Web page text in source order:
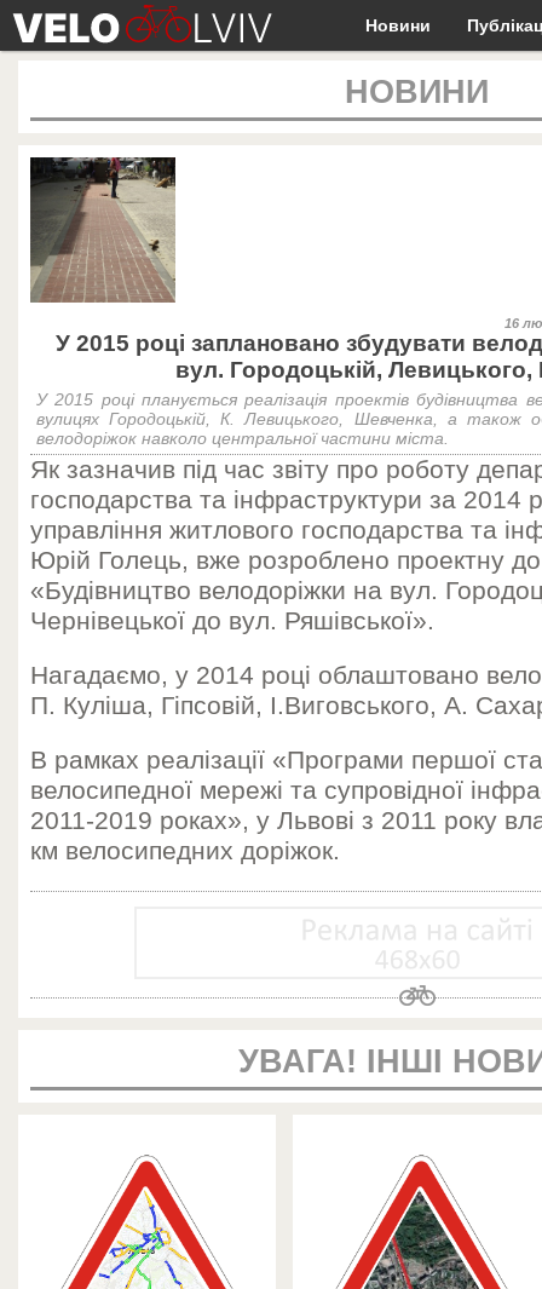
Новини
НОВИНИ
16
У 2015 році заплановано збудувати
вул. Городоцькій,
У 2015 році планується реалізація проектів будівництва
вулицях Городоцькій, К. Левицького, Шевченка, а також
велодоріжок навколо центральної частини міста.
Як зазначив під час звіту про роботу
господарства та інфраструктури за 2014
управління житлового господарства та
Юрій Голець, вже розроблено проектну
«Будівництво велодоріжки на вул.
Чернівецької до вул. Ряшівської».
Нагадаємо, у 2014 році облаштовано
П. Куліша, Гіпсовій, І.Виговського, А.
В рамках реалізації «Програми першої
велосипедної мережі та супровідної
2011-2019 роках», у Львові з 2011 року
км велосипедних доріжок.
УВАГА! ІНШІ